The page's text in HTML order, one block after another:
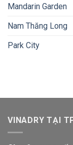
Mandarin Garden
Nam Thăng Long
Park City
VINADRY TẠI